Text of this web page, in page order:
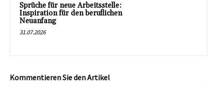
Sprüche für neue Arbeitsstelle:
Inspiration für den beruflichen
Neuanfang
31.07.2026
Kommentieren Sie den Artikel